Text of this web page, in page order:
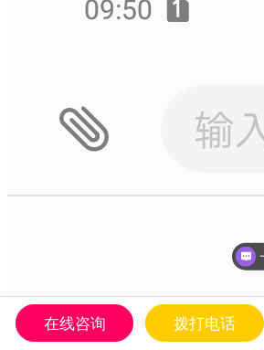
3、平台对应商家通过手机端
在线咨询 拨打电话